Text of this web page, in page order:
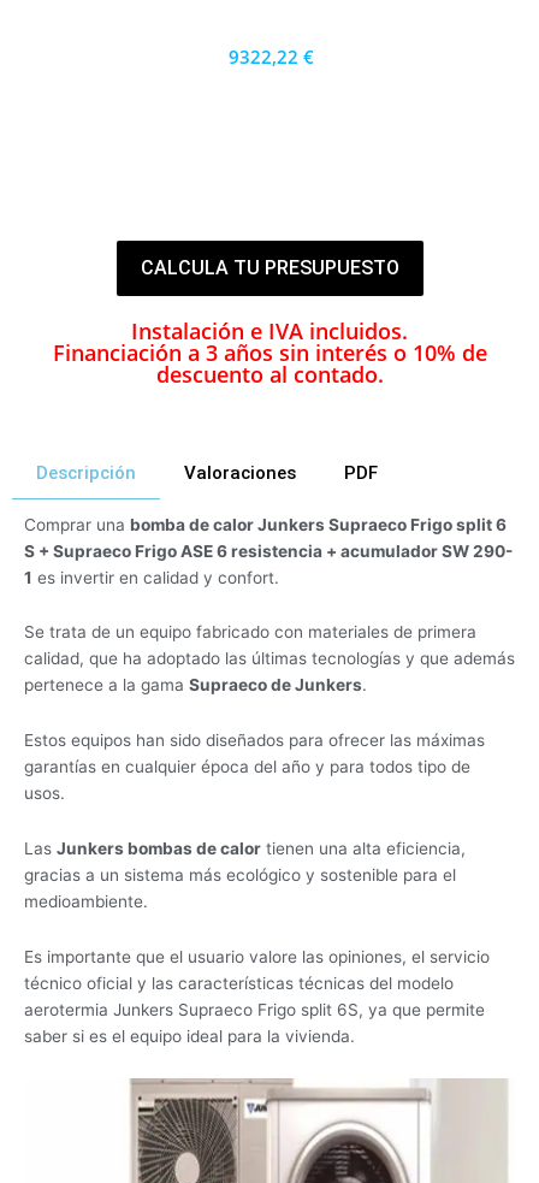
9322,22 €
CALCULA TU PRESUPUESTO
Instalación e IVA incluidos.
Financiación a 3 años sin interés o 10% de
descuento al contado.
Descripción Valoraciones PDF
Comprar una bomba de calor Junkers Supraeco Frigo split 6
S + Supraeco Frigo ASE 6 resistencia + acumulador SW 290-
1 es invertir en calidad y confort.
Se trata de un equipo fabricado con materiales de primera
calidad, que ha adoptado las últimas tecnologías y que además
pertenece a la gama Supraeco de Junkers.
Estos equipos han sido diseñados para ofrecer las máximas
garantías en cualquier época del año y para todos tipo de
usos.
Las Junkers bombas de calor tienen una alta eficiencia,
gracias a un sistema más ecológico y sostenible para el
medioambiente.
Es importante que el usuario valore las opiniones, el servicio
técnico oficial y las características técnicas del modelo
aerotermia Junkers Supraeco Frigo split 6S, ya que permite
saber si es el equipo ideal para la vivienda.